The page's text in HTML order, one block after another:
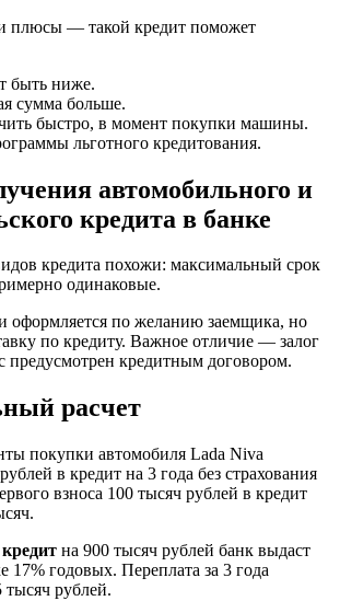
плюсы — такой кредит поможет
быть ниже.
сумма больше.
быстро, в момент покупки машины.
льготного кредитования.
автомобильного и
кредита в банке
кредита похожи: максимальный срок
одинаковые.
оформляется по желанию заемщика, но
по кредиту. Важное отличие — залог
предусмотрен кредитным договором.
расчет
покупки автомобиля Lada Niva
в кредит на 3 года без страхования
взноса 100 тысяч рублей в кредит
на 900 тысяч рублей банк выдаст
17% годовых. Переплата за 3 года
тысяч рублей.